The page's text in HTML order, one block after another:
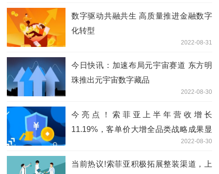
数字驱动共融共生 高质量推进金融数字
化转型
2022-08-31
今日快讯：加速布局元宇宙赛道 东方明
珠推出元宇宙数字藏品
2022-08-30
今亮点！索菲亚上半年营收增长
11.19%，客单价大增全品类战略成果显
2022-08-30
当前热议!索菲亚积极拓展整装渠道，上